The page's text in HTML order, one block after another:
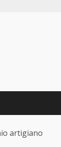
artigiano